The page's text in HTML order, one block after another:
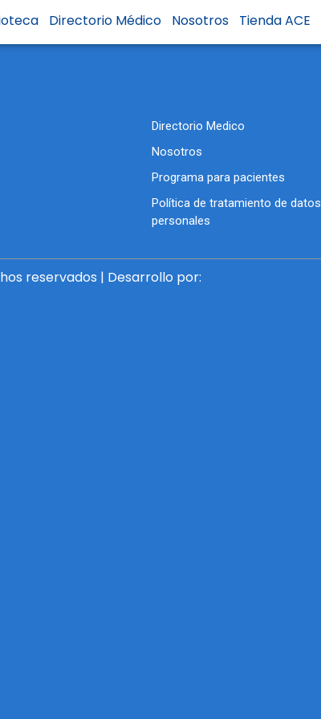
Directorio Médico Nosotros Tienda ACE
Directorio Medico
Nosotros
Programa para pacientes
Política de tratamiento de datos
personales
reservados | Desarrollo por: